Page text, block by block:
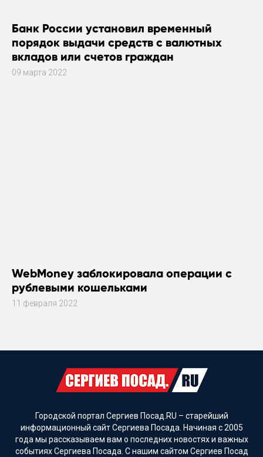
Банк России установил временный
порядок выдачи средств с валютных
вкладов или счетов граждан
09 марта 2022
WebMoney заблокировала операции с
рублевыми кошельками
11 февраля 2022
Городской портал Сергиев Посад.RU – старейший
информационный сайт Сергиева Посада. Начиная с 2005
года мы рассказываем вам о последних новостях и важных
событиях Сергиева Посада. С нашим сайтом Сергиев Посад